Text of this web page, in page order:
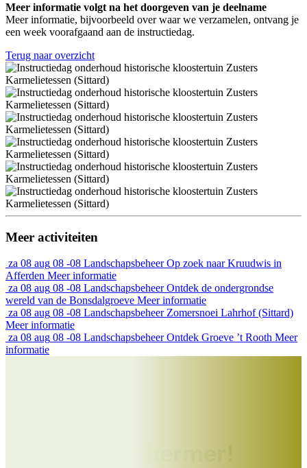
Meer informatie volgt na het doorgeven van je deelname
Meer informatie, bijvoorbeeld over waar we verzamelen, ontvang je
een week voorafgaand aan de instructiedag.
Terug naar overzicht
Meer activiteiten
za 08 aug 08 -08 LandschapsbeheerOp zoek naar Kruudwis in
Afferden Meer informatie
za 08 aug 08 -08 LandschapsbeheerOntdek de ondergrondse
wereld van de Bonsdalgroeve Meer informatie
za 08 aug 08 -08 Landschapsbeheer Zomersnoei Lahrhof (Sittard)
Meer informatie
za 08 aug 08 -08 LandschapsbeheerOntdek Groeve ’t Rooth Meer
informatie